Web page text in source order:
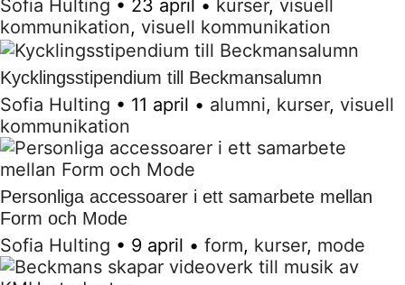
Sofia Hulting • 23 april • kurser, visuell
kommunikation, visuell kommunikation
Kycklingsstipendium till Beckmansalumn
Sofia Hulting • 11 april • alumni, kurser, visuell
kommunikation
Personliga accessoarer i ett samarbete mellan
Form och Mode
Sofia Hulting • 9 april • form, kurser, mode